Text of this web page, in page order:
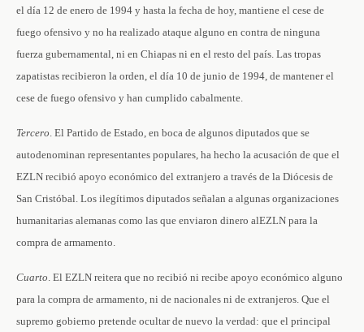
el día 12 de enero de 1994 y hasta la fecha de hoy, mantiene el cese de
fuego ofensivo y no ha realizado ataque alguno en contra de ninguna
fuerza gubernamental, ni en Chiapas ni en el resto del país. Las tropas
zapatistas recibieron la orden, el día 10 de junio de 1994, de mantener el
cese de fuego ofensivo y han cumplido cabalmente.
Tercero. El Partido de Estado, en boca de algunos diputados que se
autodenominan representantes populares, ha hecho la acusación de que el
EZLN recibió apoyo económico del extranjero a través de la Diócesis de
San Cristóbal. Los ilegítimos diputados señalan a algunas organizaciones
humanitarias alemanas como las que enviaron dinero alEZLN para la
compra de armamento.
Cuarto. El EZLN reitera que no recibió ni recibe apoyo económico alguno
para la compra de armamento, ni de nacionales ni de extranjeros. Que el
supremo gobierno pretende ocultar de nuevo la verdad: que el principal